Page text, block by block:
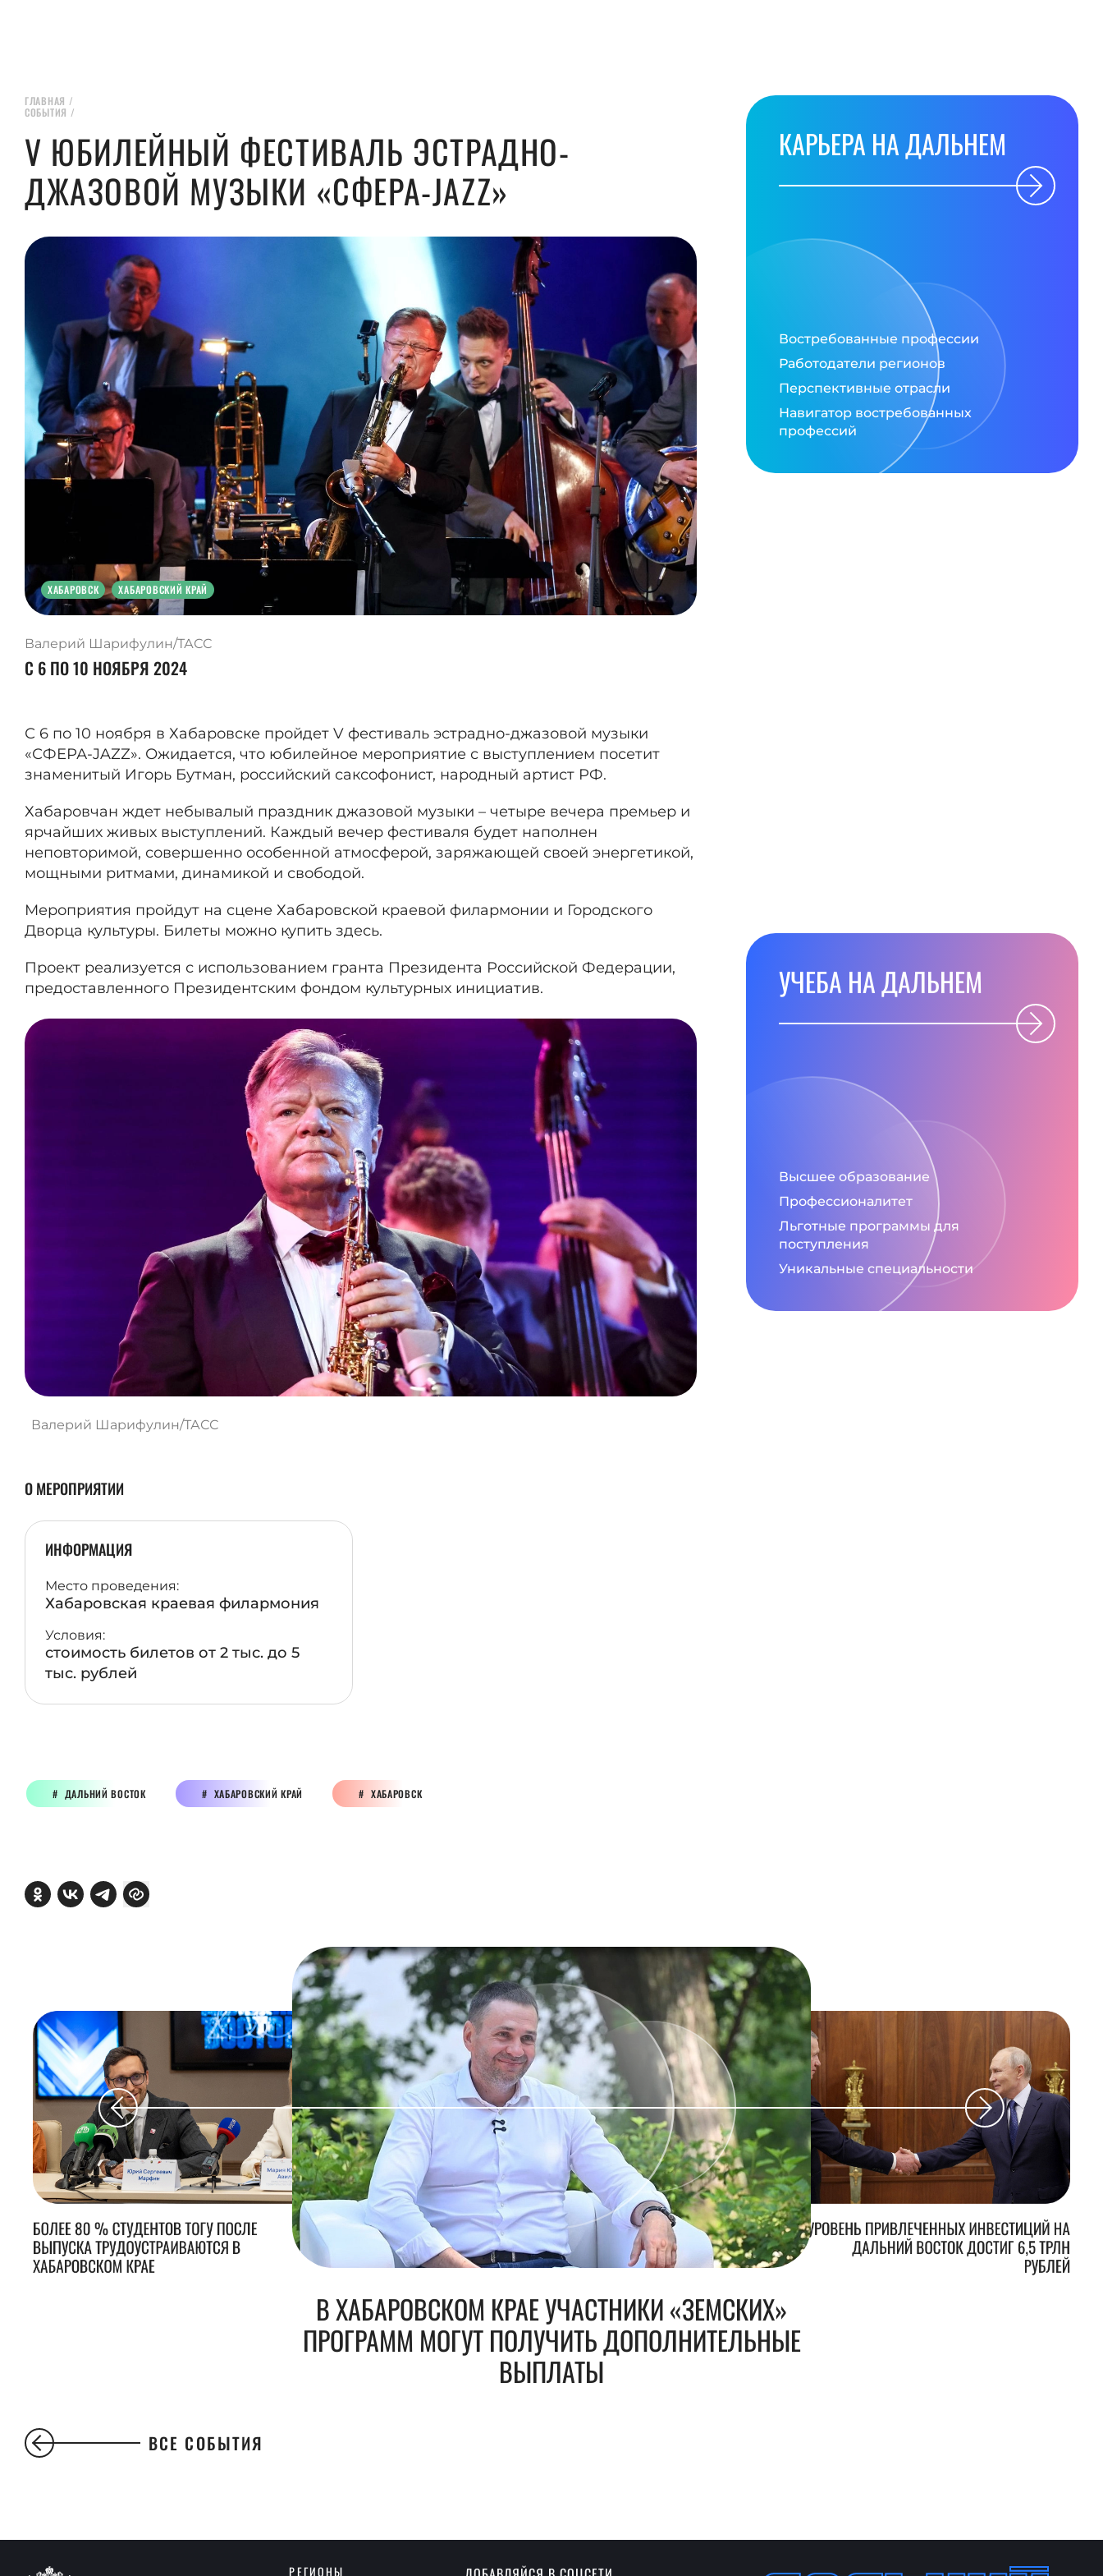
ГЛАВНАЯ /
СОБЫТИЯ /
V ЮБИЛЕЙНЫЙ ФЕСТИВАЛЬ ЭСТРАДНО-
ДЖАЗОВОЙ МУЗЫКИ «СФЕРА-JAZZ»
ХАБАРОВСК ХАБАРОВСКИЙ КРАЙ
С 6 ПО 10 НОЯБРЯ 2024
Валерий Шарифулин/ТАСС
С 6 по 10 ноября в Хабаровске пройдет V фестиваль эстрадно-джазовой музыки
«СФЕРА-JAZZ». Ожидается, что юбилейное мероприятие с выступлением посетит
знаменитый Игорь Бутман, российский саксофонист, народный артист РФ.
Хабаровчан ждет небывалый праздник джазовой музыки – четыре вечера премьер и
ярчайших живых выступлений. Каждый вечер фестиваля будет наполнен
неповторимой, совершенно особенной атмосферой, заряжающей своей энергетикой,
мощными ритмами, динамикой и свободой.
Мероприятия пройдут на сцене Хабаровской краевой филармонии и Городского
Дворца культуры. Билеты можно купить здесь.
Проект реализуется с использованием гранта Президента Российской Федерации,
предоставленного Президентским фондом культурных инициатив.
Валерий Шарифулин/ТАСС
О МЕРОПРИЯТИИ
ИНФОРМАЦИЯ
Место проведения:
Хабаровская краевая филармония
Условия:
стоимость билетов от 2 тыс. до 5
тыс. рублей
КАРЬЕРА НА ДАЛЬНЕМ
Востребованные профессии
Работодатели регионов
Перспективные отрасли
Навигатор востребованных
профессий
УЧЕБА НА ДАЛЬНЕМ
Высшее образование
Профессионалитет
Льготные программы для
поступления
Уникальные специальности
ДАЛЬНИЙ ВОСТОК ХАБАРОВСКИЙ КРАЙ ХАБАРОВСК
БОЛЕЕ 80 % СТУДЕНТОВ ТОГУ ПОСЛЕ
ВЫПУСКА ТРУДОУСТРАИВАЮТСЯ В
ХАБАРОВСКОМ КРАЕ
В ХАБАРОВСКОМ КРАЕ УЧАСТНИКИ «ЗЕМСКИХ»
ПРОГРАММ МОГУТ ПОЛУЧИТЬ ДОПОЛНИТЕЛЬНЫЕ
ВЫПЛАТЫ
УРОВЕНЬ ПРИВЛЕЧЕННЫХ ИНВЕСТИЦИЙ НА
ДАЛЬНИЙ ВОСТОК ДОСТИГ 6,5 ТРЛН
РУБЛЕЙ
ВСЕ СОБЫТИЯ
РЕГИОНЫ